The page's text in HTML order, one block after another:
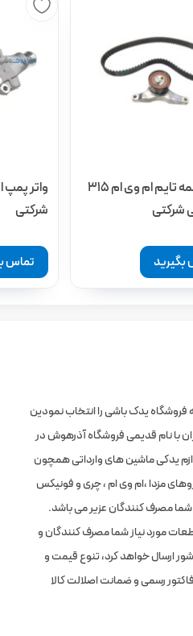
کیت تسمه تایم ام وی ام 315
شرکتی
بگیرید
شرکتی
تماس
یدک باشی را انتخاب نمودین
با نام قدیمی فروشگاه آذرهوش در
لوازم یدکی ماشین های وارداتی همچون
مزدا ،ام وی ام ، چری و فونیکس
مصرف کنندگان عزیر می باشد.
مورد نیاز شما مصرف کنندگان و
ارسال خواهد کرد، تنوع قیمت و
رسمی و ضمانت اصلالت کالا